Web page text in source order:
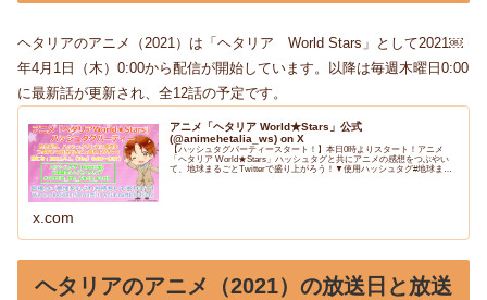
ヘタリアのアニメ（2021）は「ヘタリア World Stars」として2021￼
年4月1日（木）0:00から配信が開始しています。以降は毎週木曜日0:00
に最新話が更新され、全12話の予定です。
アニメ「ヘタリア World★Stars」公式
(@animehetalia_ws) on X
【ハッシュタグパーティースタート！】本日0時よりスタート！アニメ
「ヘタリア World★Stars」ハッシュタグと共にアニメの感想をつぶやい
て、地球まるごとTwitterで盛り上がろう！▼使用ハッシュタグ#地球まる
x.com
ヘタリアのアニメ（2021）の放送日と放送